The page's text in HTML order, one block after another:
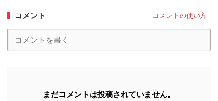
コメント コメントの使い方
まだコメントは投稿されていません。